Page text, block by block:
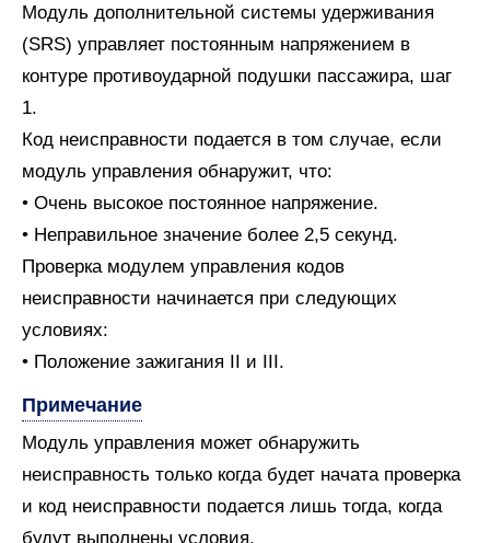
Модуль дополнительной системы удерживания
(SRS) управляет постоянным напряжением в
контуре противоударной подушки пассажира, шаг
1.
Код неисправности подается в том случае, если
модуль управления обнаружит, что:
• Очень высокое постоянное напряжение.
• Неправильное значение более 2,5 секунд.
Проверка модулем управления кодов
неисправности начинается при следующих
условиях:
• Положение зажигания II и III.
Примечание
Модуль управления может обнаружить
неисправность только когда будет начата проверка
и код неисправности подается лишь тогда, когда
будут выполнены условия.